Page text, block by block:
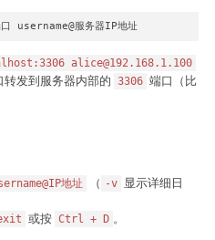
username@服务器IP地址
alice@192.168.1.100
转发到服务器内部的 3306 端口（比
地址 （ -v 显示详细日
或按 Ctrl + D 。